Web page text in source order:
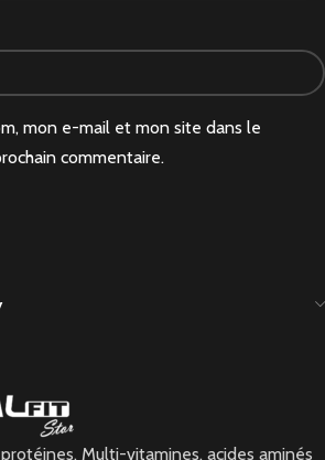
mon e-mail et mon site dans le
commentaire.
Multi-vitamines, acides aminés